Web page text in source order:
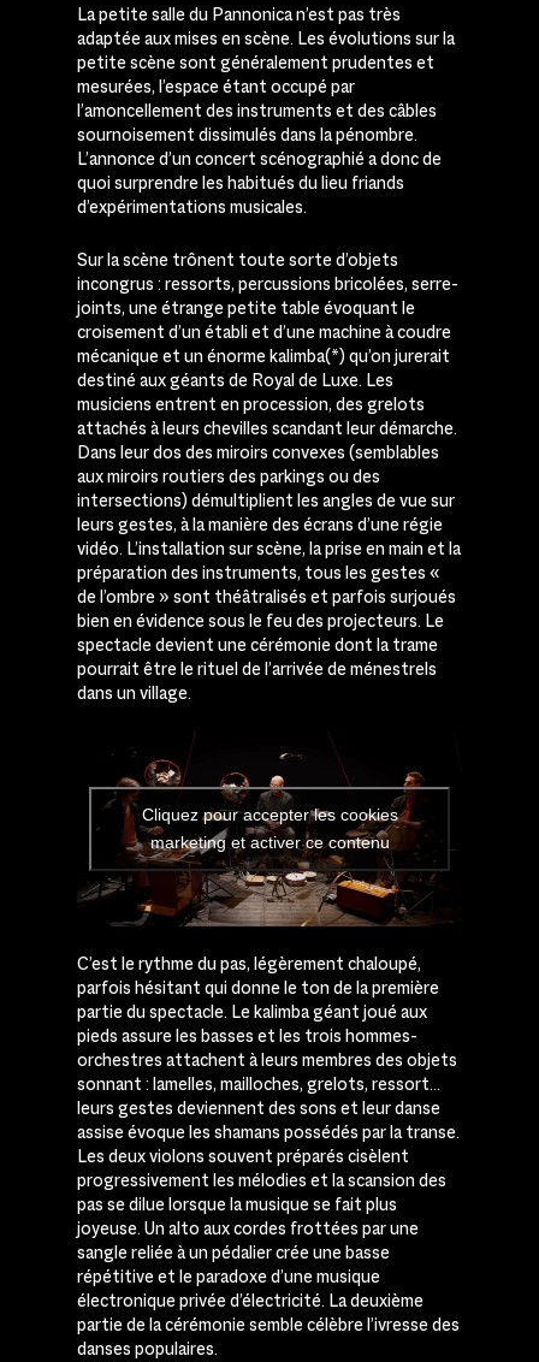
La petite salle du Pannonica n’est pas très
adaptée aux mises en scène. Les évolutions sur la
petite scène sont généralement prudentes et
mesurées, l’espace étant occupé par
l’amoncellement des instruments et des câbles
sournoisement dissimulés dans la pénombre.
L’annonce d’un concert scénographié a donc de
quoi surprendre les habitués du lieu friands
d’expérimentations musicales.
Sur la scène trônent toute sorte d’objets
incongrus : ressorts, percussions bricolées, serre-
joints, une étrange petite table évoquant le
croisement d’un établi et d’une machine à coudre
mécanique et un énorme kalimba(*) qu’on jurerait
destiné aux géants de Royal de Luxe. Les
musiciens entrent en procession, des grelots
attachés à leurs chevilles scandant leur démarche.
Dans leur dos des miroirs convexes (semblables
aux miroirs routiers des parkings ou des
intersections) démultiplient les angles de vue sur
leurs gestes, à la manière des écrans d’une régie
vidéo. L’installation sur scène, la prise en main et la
préparation des instruments, tous les gestes «
de l’ombre » sont théâtralisés et parfois surjoués
bien en évidence sous le feu des projecteurs. Le
spectacle devient une cérémonie dont la trame
pourrait être le rituel de l’arrivée de ménestrels
dans un village.
Cliquez pour accepter les cookies
marketing et activer ce contenu
C’est le rythme du pas, légèrement chaloupé,
parfois hésitant qui donne le ton de la première
partie du spectacle. Le kalimba géant joué aux
pieds assure les basses et les trois hommes-
orchestres attachent à leurs membres des objets
sonnant : lamelles, mailloches, grelots, ressort…
leurs gestes deviennent des sons et leur danse
assise évoque les shamans possédés par la transe.
Les deux violons souvent préparés cisèlent
progressivement les mélodies et la scansion des
pas se dilue lorsque la musique se fait plus
joyeuse. Un alto aux cordes frottées par une
sangle reliée à un pédalier crée une basse
répétitive et le paradoxe d’une musique
électronique privée d’électricité. La deuxième
partie de la cérémonie semble célèbre l’ivresse des
danses populaires.